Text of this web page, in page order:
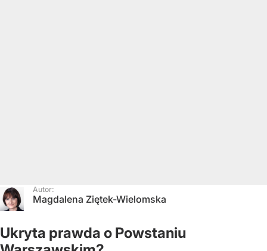
Autor:
Magdalena Ziętek-Wielomska
Ukryta prawda o Powstaniu